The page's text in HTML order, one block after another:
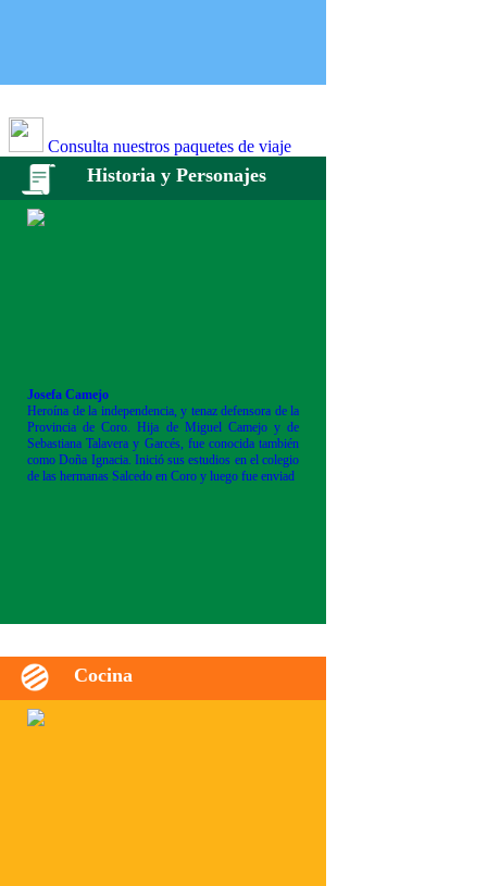
Consulta nuestros paquetes de viaje
Historia y Personajes
Josefa Camejo
Heroína de la independencia, y tenaz defensora de la
Provincia de Coro. Hija de Miguel Camejo y de
Sebastiana Talavera y Garcés, fue conocida también
como Doña Ignacia. Inició sus estudios en el colegio
de las hermanas Salcedo en Coro y luego fue enviad
Cocina